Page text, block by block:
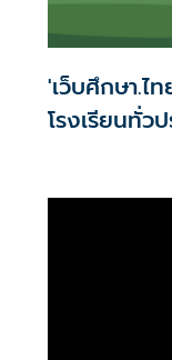
'เว็บศึกษา.ไ
โรงเรียนทั่ว